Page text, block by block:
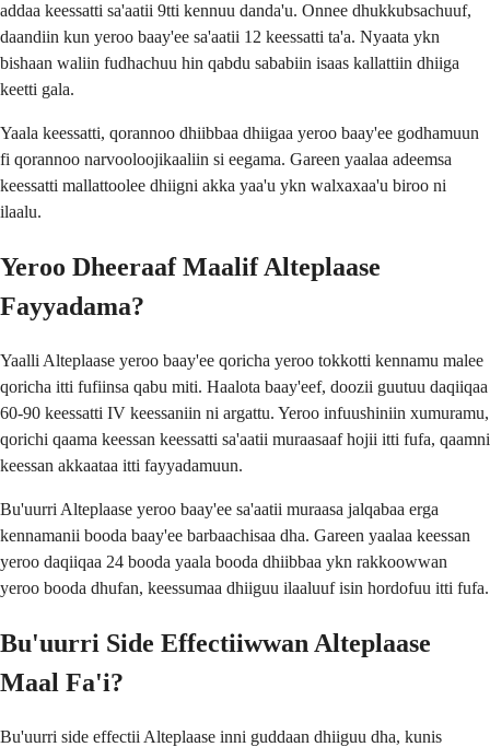
addaa keessatti sa'aatii 9tti kennuu danda'u. Onnee dhukkubsachuuf,
daandiin kun yeroo baay'ee sa'aatii 12 keessatti ta'a. Nyaata ykn
bishaan waliin fudhachuu hin qabdu sababiin isaas kallattiin dhiiga
keetti gala.
Yaala keessatti, qorannoo dhiibbaa dhiigaa yeroo baay'ee godhamuun
fi qorannoo narvooloojikaaliin si eegama. Gareen yaalaa adeemsa
keessatti mallattoolee dhiigni akka yaa'u ykn walxaxaa'u biroo ni
ilaalu.
Yeroo Dheeraaf Maalif Alteplaase
Fayyadama?
Yaalli Alteplaase yeroo baay'ee qoricha yeroo tokkotti kennamu malee
qoricha itti fufiinsa qabu miti. Haalota baay'eef, doozii guutuu daqiiqaa
60-90 keessatti IV keessaniin ni argattu. Yeroo infuushiniin xumuramu,
qorichi qaama keessan keessatti sa'aatii muraasaaf hojii itti fufa, qaamni
keessan akkaataa itti fayyadamuun.
Bu'uurri Alteplaase yeroo baay'ee sa'aatii muraasa jalqabaa erga
kennamanii booda baay'ee barbaachisaa dha. Gareen yaalaa keessan
yeroo daqiiqaa 24 booda yaala booda dhiibbaa ykn rakkoowwan
yeroo booda dhufan, keessumaa dhiiguu ilaaluuf isin hordofuu itti fufa.
Bu'uurri Side Effectiiwwan Alteplaase
Maal Fa'i?
Bu'uurri side effectii Alteplaase inni guddaan dhiiguu dha, kunis